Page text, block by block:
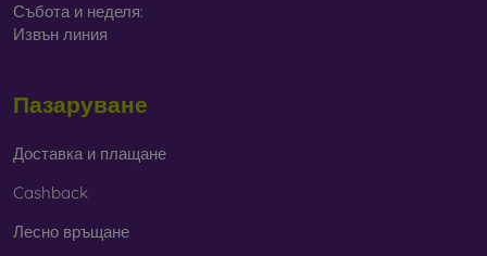
Събота и неделя:
Извън линия
Пазаруване
Доставка и плащане
Cashback
Лесно връщане